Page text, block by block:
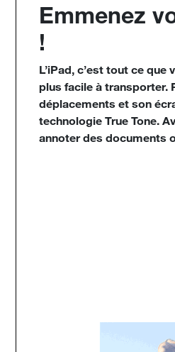
Emmenez
!
L’iPad, c’est tout ce
plus facile à transporter.
déplacements et son
technologie True Tone.
annoter des documents